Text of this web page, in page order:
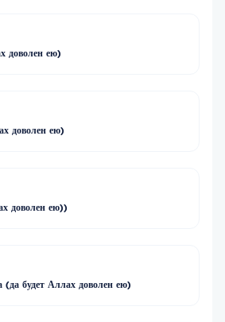
доволен ею)
доволен ею)
доволен ею))
(да будет Аллах доволен ею)